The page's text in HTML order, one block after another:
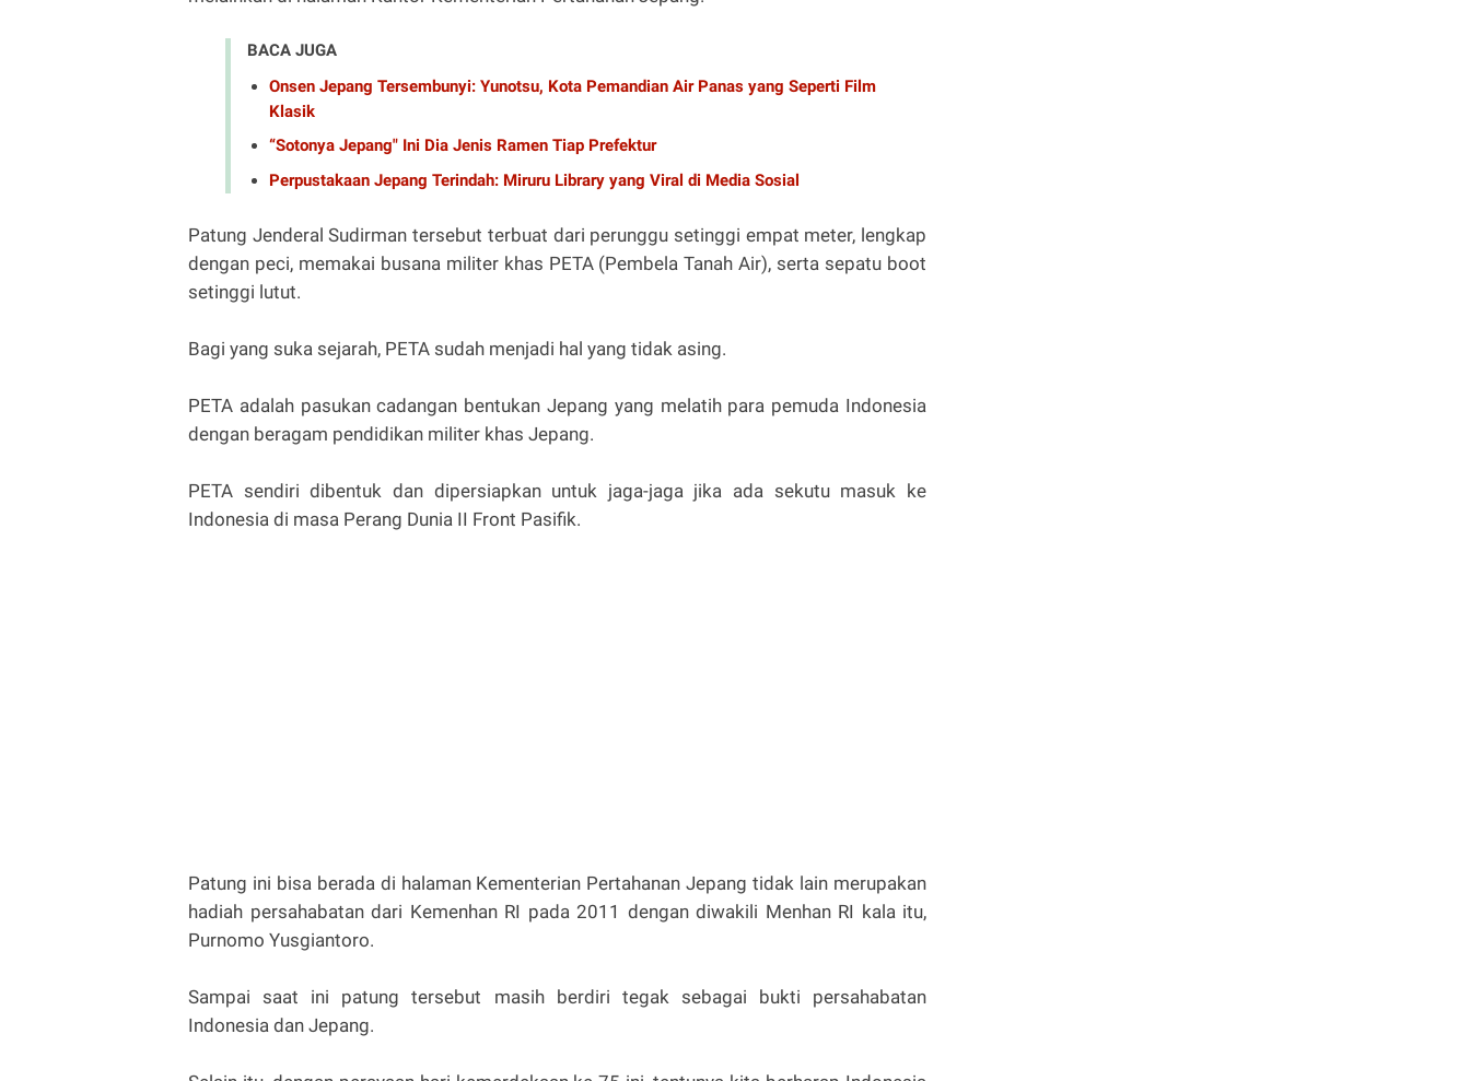
BACA JUGA
Onsen Jepang Tersembunyi: Yunotsu, Kota Pemandian Air Panas yang Seperti Film
Klasik
“Sotonya Jepang" Ini Dia Jenis Ramen Tiap Prefektur
Perpustakaan Jepang Terindah: Miruru Library yang Viral di Media Sosial
Patung Jenderal Sudirman tersebut terbuat dari perunggu setinggi empat meter, lengkap
dengan peci, memakai busana militer khas PETA (Pembela Tanah Air), serta sepatu boot
setinggi lutut.
Bagi yang suka sejarah, PETA sudah menjadi hal yang tidak asing.
PETA adalah pasukan cadangan bentukan Jepang yang melatih para pemuda Indonesia
dengan beragam pendidikan militer khas Jepang.
PETA sendiri dibentuk dan dipersiapkan untuk jaga-jaga jika ada sekutu masuk ke
Indonesia di masa Perang Dunia II Front Pasifik.
Patung ini bisa berada di halaman Kementerian Pertahanan Jepang tidak lain merupakan
hadiah persahabatan dari Kemenhan RI pada 2011 dengan diwakili Menhan RI kala itu,
Purnomo Yusgiantoro.
Sampai saat ini patung tersebut masih berdiri tegak sebagai bukti persahabatan
Indonesia dan Jepang.